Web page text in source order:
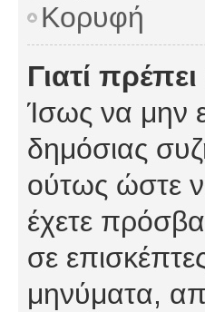
Κορυφή
Γιατί
Ίσως να μην
δημόσιας
ούτως ώστε
έχετε
σε
μηνύματα,